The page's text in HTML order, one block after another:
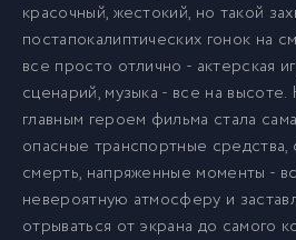
красочный, жестокий, но такой
постапокалиптических гонок на
все просто отлично - актерская
сценарий, музыка - все на
главным героем фильма стала
опасные транспортные средства,
смерть, напряженные моменты -
невероятную атмосферу и
отрываться от экрана до самого